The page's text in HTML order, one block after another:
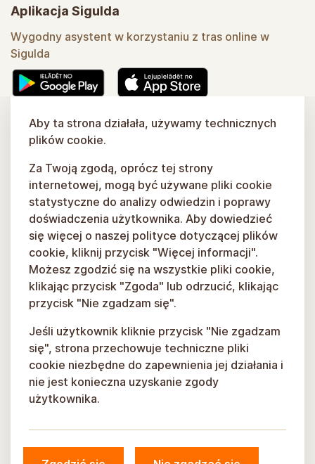
Aplikacja Sigulda
Wygodny asystent w korzystaniu z tras online w
Sigulda
Dowiedz się więcej
Aby ta strona działała, używamy technicznych
plików cookie.
Za Twoją zgodą, oprócz tej strony
internetowej, mogą być używane pliki cookie
statystyczne do analizy odwiedzin i poprawy
doświadczenia użytkownika. Aby dowiedzieć
się więcej o naszej polityce dotyczącej plików
cookie, kliknij przycisk "Więcej informacji".
Możesz zgodzić się na wszystkie pliki cookie,
klikając przycisk "Zgoda" lub odrzucić, klikając
przycisk "Nie zgadzam się".
Jeśli użytkownik kliknie przycisk "Nie zgadzam
się", strona przechowuje techniczne pliki
cookie niezbędne do zapewnienia jej działania i
nie jest konieczna uzyskanie zgody
użytkownika.